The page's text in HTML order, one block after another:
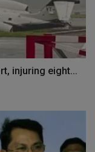
injuring eight...